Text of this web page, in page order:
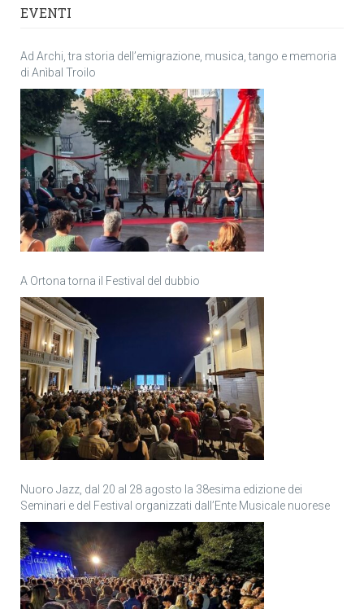
EVENTI
Ad Archi, tra storia dell’emigrazione, musica, tango e memoria
di Anìbal Troilo
A Ortona torna il Festival del dubbio
Nuoro Jazz, dal 20 al 28 agosto la 38esima edizione dei
Seminari e del Festival organizzati dall’Ente Musicale nuorese